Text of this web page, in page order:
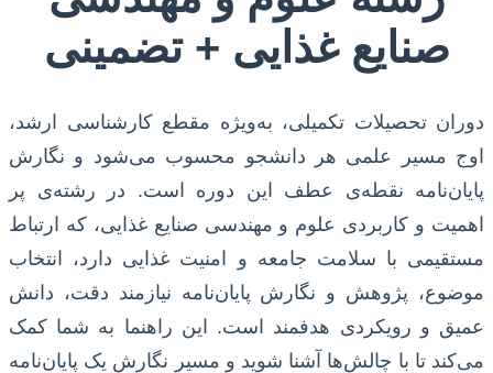
صنایع غذایی + تضمینی
دوران تحصیلات تکمیلی، به‌ویژه مقطع کارشناسی ارشد،
اوج مسیر علمی هر دانشجو محسوب می‌شود و نگارش
پایان‌نامه نقطه‌ی عطف این دوره است. در رشته‌ی پر
اهمیت و کاربردی علوم و مهندسی صنایع غذایی، که ارتباط
مستقیمی با سلامت جامعه و امنیت غذایی دارد، انتخاب
موضوع، پژوهش و نگارش پایان‌نامه نیازمند دقت، دانش
عمیق و رویکردی هدفمند است. این راهنما به شما کمک
می‌کند تا با چالش‌ها آشنا شوید و مسیر نگارش یک پایان‌نامه